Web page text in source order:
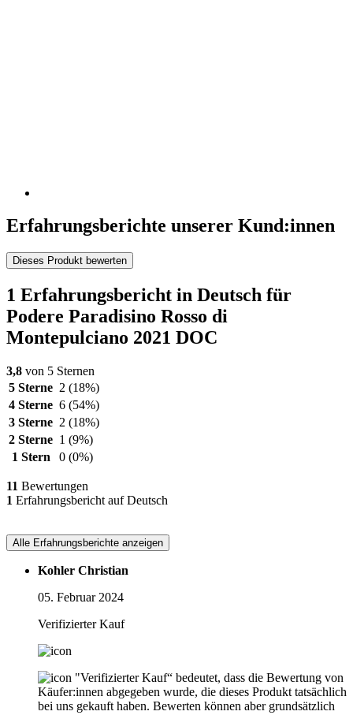
Erfahrungsberichte unserer Kund:innen
Dieses Produkt bewerten
1 Erfahrungsbericht in Deutsch für
Podere Paradisino Rosso di
Montepulciano 2021 DOC
3,8 von 5 Sternen
5 Sterne 2 (18%)
4 Sterne 6 (54%)
3 Sterne 2 (18%)
2 Sterne 1 (9%)
1 Stern
0 (0%)
11 Bewertungen
1 Erfahrungsbericht auf Deutsch
Alle Erfahrungsberichte anzeigen
Kohler Christian
05. Februar 2024
Verifizierter Kauf
"Verifizierter Kauf“ bedeutet, dass die Bewertung von
Käufer:innen abgegeben wurde, die dieses Produkt tatsächlich
bei uns gekauft haben. Bewerten können aber grundsätzlich